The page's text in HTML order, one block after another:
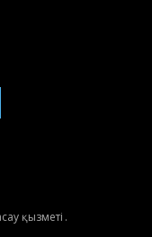
қызметі .